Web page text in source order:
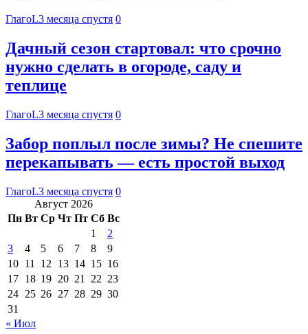
ГлагоL3 месяца спустя 0
Дачный сезон стартовал: что срочно
нужно сделать в огороде, саду и
теплице
ГлагоL3 месяца спустя 0
Забор поплыл после зимы? Не спешите
перекапывать — есть простой выход
ГлагоL3 месяца спустя 0
Август 2026
Пн Вт Ср Чт Пт Сб Вс
1
2
3
4 5 6 7 8
9
10 11 12 13 14 15 16
17 18 19 20 21 22 23
24 25 26 27 28 29 30
31
« Июл